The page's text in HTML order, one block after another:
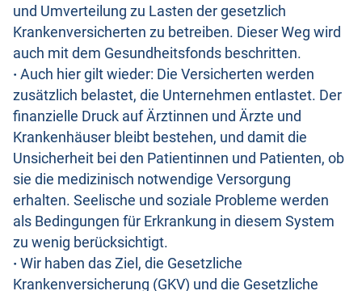
und Umverteilung zu Lasten der gesetzlich
Krankenversicherten zu betreiben. Dieser Weg wird
auch mit dem Gesundheitsfonds beschritten.
· Auch hier gilt wieder: Die Versicherten werden
zusätzlich belastet, die Unternehmen entlastet. Der
finanzielle Druck auf Ärztinnen und Ärzte und
Krankenhäuser bleibt bestehen, und damit die
Unsicherheit bei den Patientinnen und Patienten, ob
sie die medizinisch notwendige Versorgung
erhalten. Seelische und soziale Probleme werden
als Bedingungen für Erkrankung in diesem System
zu wenig berücksichtigt.
· Wir haben das Ziel, die Gesetzliche
Krankenversicherung (GKV) und die Gesetzliche